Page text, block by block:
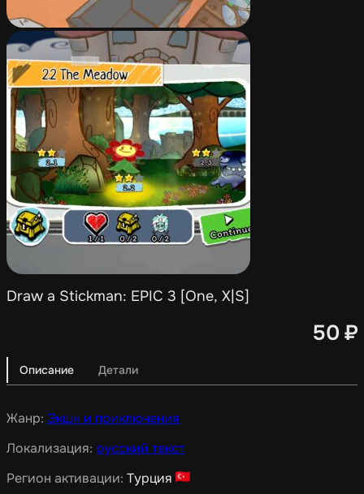
Draw a Stickman: EPIC 3 [One, X|S]
50 ₽
Описание Детали
Жанр: Экшн и приключения
Локализация: русский текст
Регион активации: Турция